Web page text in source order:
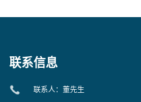
联系信息
联系人：董先生